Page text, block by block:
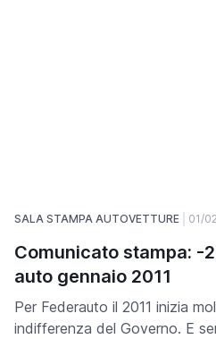
SALA STAMPA AUTOVETTURE 01/
Comunicato stampa: -
auto gennaio 2011
Per Federauto il 2011 inizia
indifferenza del Governo. E